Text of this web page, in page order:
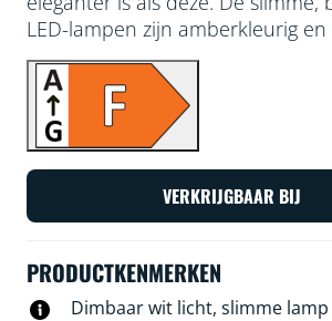
LED-lampen zijn amberkleurig
een vintage uitstraling van je
armaturen of voegen juist een
toe. Kies uit honderden tinten wit
gezellig tot koel, of stel de lamp
van je steeds veranderende
stemming. Alle lampen zijn te
afstandsbediening of je stem.
VERKRIJGBAAR BIJ
PRODUCTKENMERKEN
Dimbaar wit licht, slimme lamp